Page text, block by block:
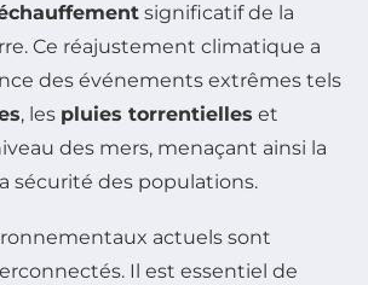
significatif de la
Ce réajustement climatique a
des événements extrêmes tels
, les pluies torrentielles et
des mers, menaçant ainsi la
sécurité des populations.
actuels sont
Il est essentiel de